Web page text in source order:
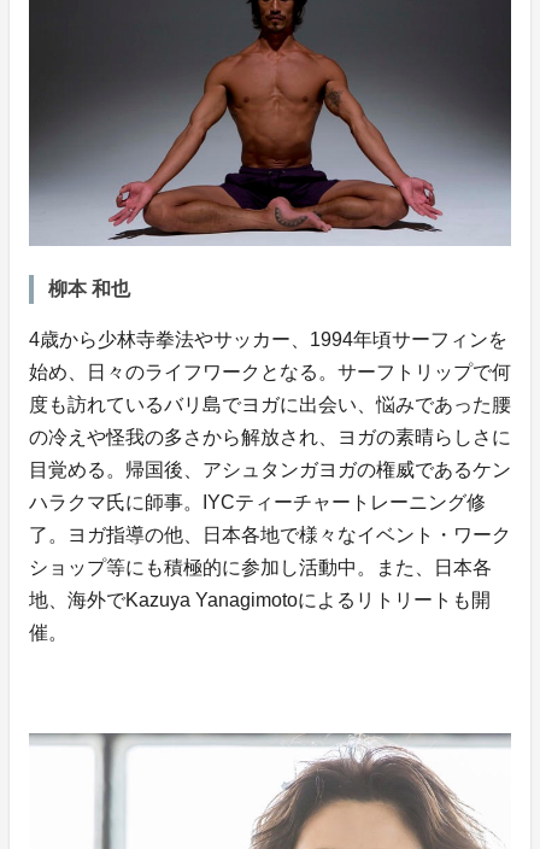
柳本 和也
4歳から少林寺拳法やサッカー、1994年頃サーフィンを
始め、日々のライフワークとなる。サーフトリップで何
度も訪れているバリ島でヨガに出会い、悩みであった腰
の冷えや怪我の多さから解放され、ヨガの素晴らしさに
目覚める。帰国後、アシュタンガヨガの権威であるケン
ハラクマ氏に師事。IYCティーチャートレーニング修
了。ヨガ指導の他、日本各地で様々なイベント・ワーク
ショップ等にも積極的に参加し活動中。また、日本各
地、海外でKazuya Yanagimotoによるリトリートも開
催。